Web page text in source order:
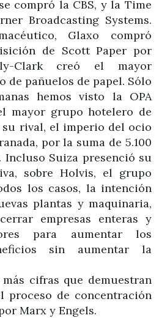
compró la CBS, y la Time
Broadcasting Systems.
Glaxo compró
de Scott Paper por
Clark creó el mayor
de pañuelos de papel. Sólo
hemos visto la OPA
mayor grupo hotelero de
su rival, el imperio del ocio
por la suma de 5.100
Suiza presenció su
sobre Holvis, el grupo
los casos, la intención
plantas y maquinaria,
empresas enteras y
para aumentar los
sin aumentar la
cifras que demuestran
proceso de concentración
Marx y Engels.